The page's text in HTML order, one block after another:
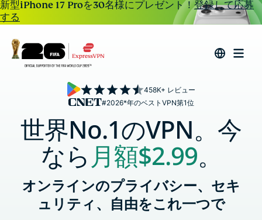
新型iPhone 17 Proを30名様にプレゼント！登録して応募
する
#2026*年のベストVPN第1位
458K+ レビュー
世界No.1のVPN。今
なら 月額$2.99。
オンラインのプライバシー、セキ
ュリティ、自由をこれ一つで